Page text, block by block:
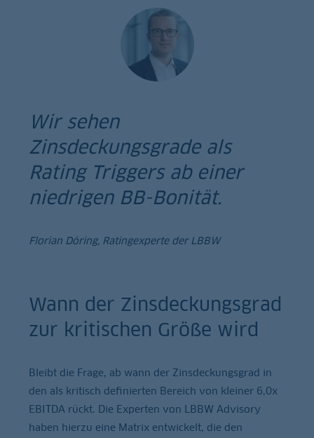
Wir sehen
Zinsdeckungsgrade als
Rating Triggers ab einer
niedrigen BB-Bonität.
Florian Döring, Ratingexperte der LBBW
Wann der Zinsdeckungsgrad
zur kritischen Größe wird
Bleibt die Frage, ab wann der Zinsdeckungsgrad in
den als kritisch definierten Bereich von kleiner 6,0x
EBITDA rückt. Die Experten von LBBW Advisory
haben hierzu eine Matrix entwickelt, die den